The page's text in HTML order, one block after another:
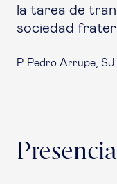
la tarea de
sociedad
P. Pedro Arrupe, SJ.